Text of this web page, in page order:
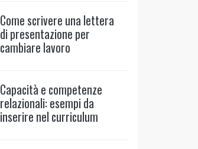
Come scrivere una lettera
di presentazione per
cambiare lavoro
Capacità e competenze
relazionali: esempi da
inserire nel curriculum